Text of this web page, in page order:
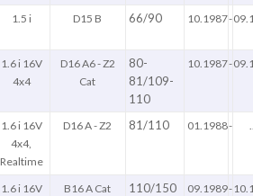
1.5 i D15 B 66/90 10.1987-
1.6 i 16V
4x4
D16 A6 - Z2
Cat
80-
81/109-
110
10.1987-
1.6 i 16V
4x4,
Realtime
D16 A - Z2 81/110 01.1988-
1.6 i 16V B16 A Cat 110/150 09.1989-